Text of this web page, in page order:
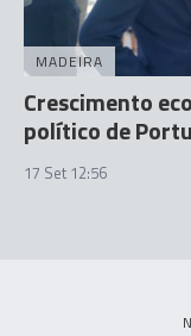
MADEIRA
Crescimento
político de
17 Set 12:56